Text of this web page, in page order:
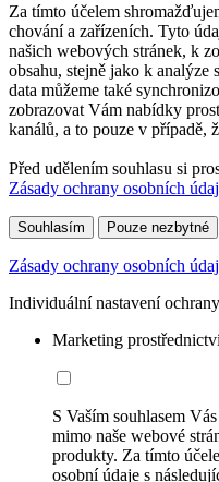
Za tímto účelem
chování a zařízeních. Tyto
našich webových stránek, k
obsahu, stejně jako k analýze
data můžeme také
zobrazovat Vám nabídky
kanálů, a to pouze v případě,
Před udělením souhlasu si
Zásady ochrany osobních
Souhlasím Pouze nezbytné
Zásady ochrany osobních
Individuální nastavení
Marketing
S Vaším souhlasem
mimo naše webové
produkty. Za tímto
osobní údaje s